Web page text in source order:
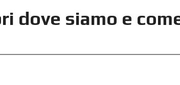
dove siamo e